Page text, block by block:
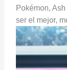
Pokémon,
ser el mejor,